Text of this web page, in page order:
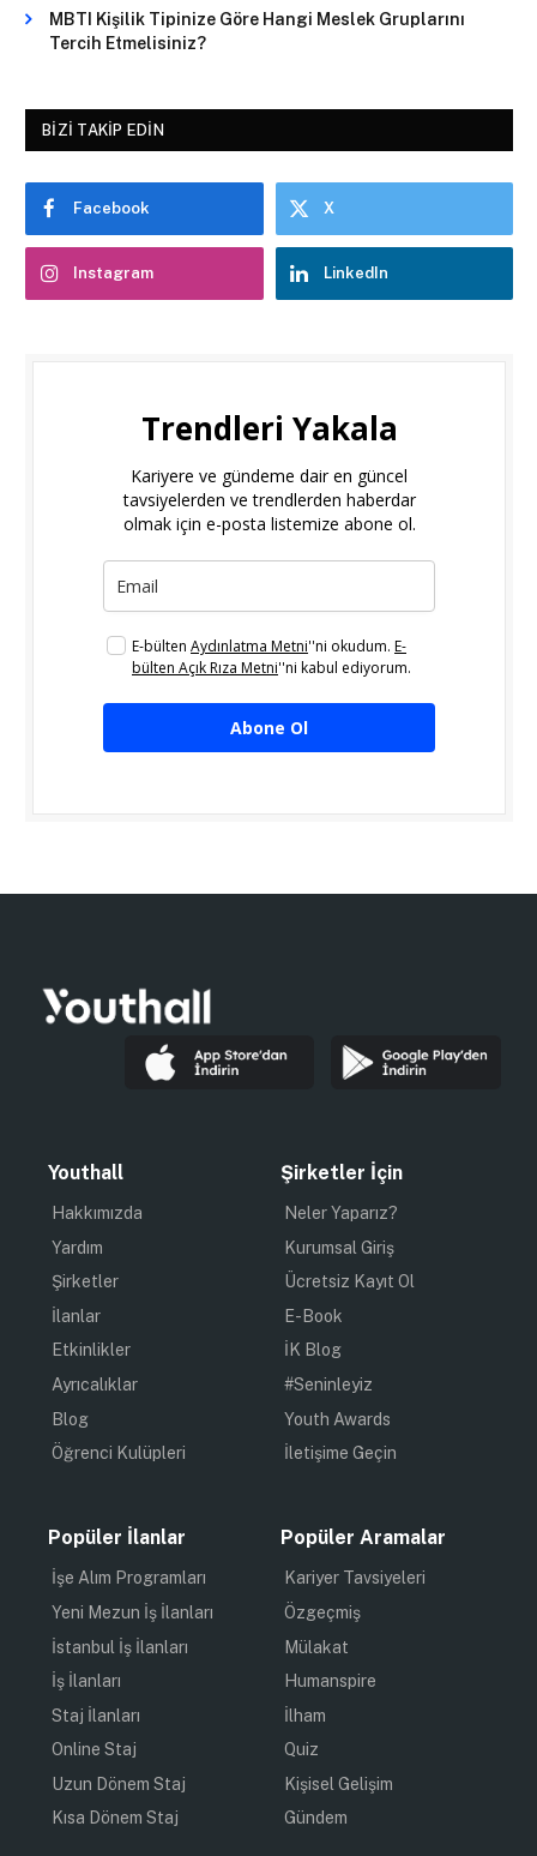
MBTI Kişilik Tipinize Göre Hangi Meslek Gruplarını
Tercih Etmelisiniz?
BIZI TAKIP EDIN
Facebook X
Instagram LinkedIn
Trendleri Yakala
Kariyere ve gündeme dair en güncel
tavsiyelerden ve trendlerden haberdar
olmak için e-posta listemize abone ol.
E-bülten Aydınlatma Metni''ni okudum. E-
bülten Açık Rıza Metni''ni kabul ediyorum.
Abone Ol
Youthall
Hakkımızda
Yardım
Şirketler
İlanlar
Etkinlikler
Ayrıcalıklar
Blog
Öğrenci Kulüpleri
Şirketler İçin
Neler Yaparız?
Kurumsal Giriş
Ücretsiz Kayıt Ol
E-Book
İK Blog
#Seninleyiz
Youth Awards
İletişime Geçin
Popüler İlanlar
İşe Alım Programları
Yeni Mezun İş İlanları
İstanbul İş İlanları
İş İlanları
Staj İlanları
Online Staj
Uzun Dönem Staj
Kısa Dönem Staj
Popüler Aramalar
Kariyer Tavsiyeleri
Özgeçmiş
Mülakat
Humanspire
İlham
Quiz
Kişisel Gelişim
Gündem